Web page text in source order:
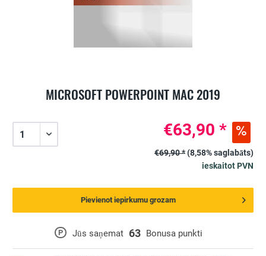
MICROSOFT POWERPOINT MAC 2019
P Jūs saņemat 63 Bonusa punkti
€63,90 *
€69,90 *(8,58% saglabāts)
ieskaitot PVN
Pievienot iepirkumu grozam